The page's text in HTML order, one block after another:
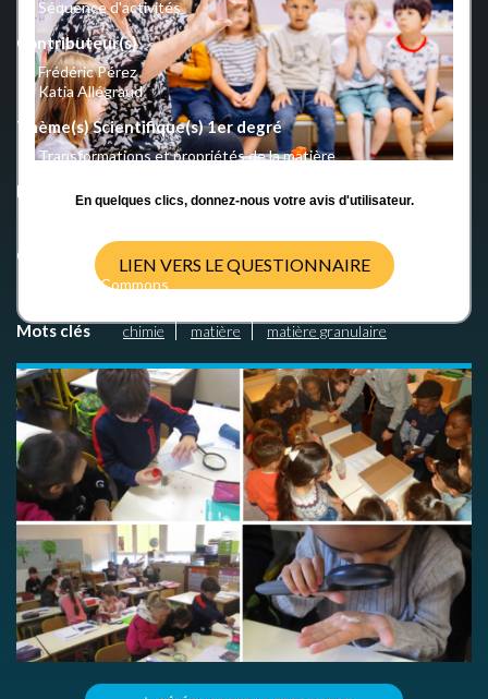
Séquence d'activités
Contributeur(s)
Frédéric Pérez
Katia Allégraud
Thème(s) Scientifique(s) 1er degré
Transformations et propriétés de la matière
Nombre d'activités
Crédits
Creative Commons
Mots clés chimie matière matière granulaire
En quelques clics, donnez-nous votre avis d'utilisateur.
LIEN VERS LE QUESTIONNAIRE